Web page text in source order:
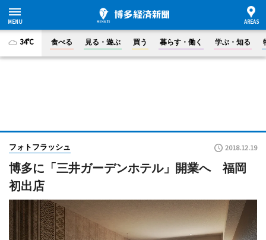
34°C 食べる 見る・遊ぶ 買う 暮らす・働く 学ぶ・知る
フォトフラッシュ 2018.12.19
博多に「三井ガーデンホテル」開業へ 福岡
初出店